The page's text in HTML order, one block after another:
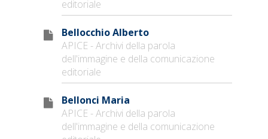
editoriale
Bellocchio Alberto
APICE - Archivi della parola
dell'immagine e della comunicazione
editoriale
Bellonci Maria
APICE - Archivi della parola
dell'immagine e della comunicazione